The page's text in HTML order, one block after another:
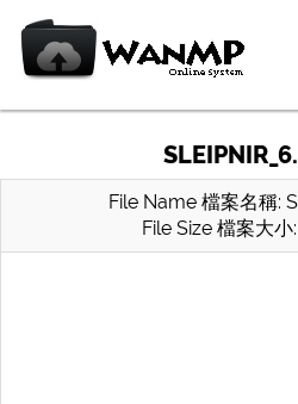
File Name 檔案名稱:
File Size 檔案大小